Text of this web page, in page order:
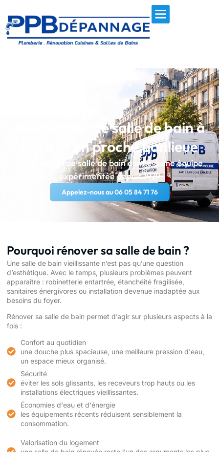
Rénovation de salle de bain à
Paris et en proche banlieue
Votre projet de salle de bain confié à une équipe
expérimentée depuis 1979
Appelez-nous au 06 05 84 71 76
Pourquoi rénover sa salle de bain ?
Une salle de bain vieillissante n’est pas qu’une question
d’esthétique. Avec le temps, plusieurs problèmes peuvent
apparaître : robinetterie entartrée, étanchéité fragilisée,
sanitaires énergivores ou installation devenue inadaptée aux
besoins du foyer.
Rénover sa salle de bain permet d’agir sur plusieurs aspects à la
fois :
Confort au quotidien
une douche plus spacieuse, une meilleure pression d'eau,
un espace mieux organisé.
Sécurité
éviter les sols glissants, les receveurs trop hauts ou les
installations électriques vieillissantes.
Économies d'eau et d'énergie
les équipements récents réduisent sensiblement la
consommation.
Valorisation du logement